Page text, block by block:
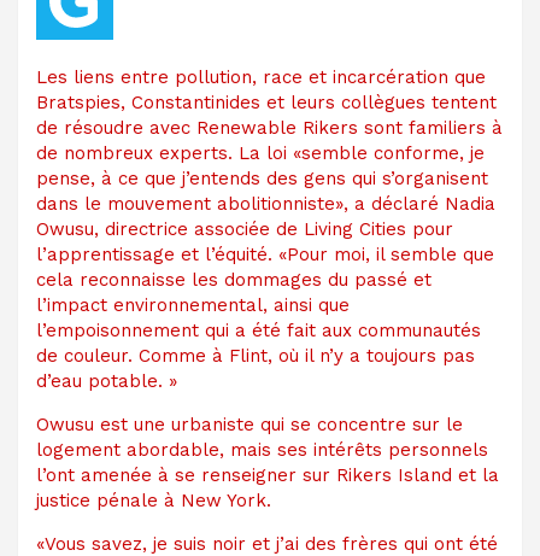
Les liens entre pollution, race et incarcération que
Bratspies, Constantinides et leurs collègues tentent
de résoudre avec Renewable Rikers sont familiers à
de nombreux experts. La loi «semble conforme, je
pense, à ce que j’entends des gens qui s’organisent
dans le mouvement abolitionniste», a déclaré Nadia
Owusu, directrice associée de Living Cities pour
l’apprentissage et l’équité. «Pour moi, il semble que
cela reconnaisse les dommages du passé et
l’impact environnemental, ainsi que
l’empoisonnement qui a été fait aux communautés
de couleur. Comme à Flint, où il n’y a toujours pas
d’eau potable. »
Owusu est une urbaniste qui se concentre sur le
logement abordable, mais ses intérêts personnels
l’ont amenée à se renseigner sur Rikers Island et la
justice pénale à New York.
«Vous savez, je suis noir et j’ai des frères qui ont été